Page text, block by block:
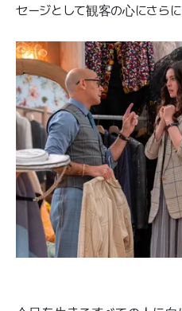
セージとして観客の心にさらに